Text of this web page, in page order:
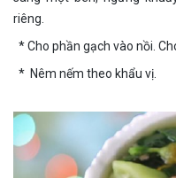
riêng.
* Cho phần gạch vào nồi.
* Nêm nếm theo khẩu vị.